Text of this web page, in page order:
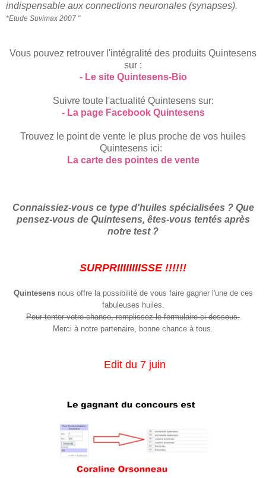
indispensable aux connections neuronales (synapses).
*Etude Suvimax 2007 "
Vous pouvez retrouver l'intégralité des produits Quintesens
sur :
- Le site Quintesens-Bio
Suivre toute l'actualité Quintesens sur:
- La page Facebook Quintesens
Trouvez le point de vente le plus proche de vos huiles
Quintesens ici:
La carte des pointes de vente
Connaissiez-vous ce type d'huiles spécialisées ? Que
pensez-vous de Quintesens, êtes-vous tentés après
notre test ?
SURPRIIIIIIIISSE !!!!!!
Quintesensnous offre la possibilité de vous faire gagner l'une de ces
fabuleuses huiles.
Pour tenter votre chance, remplissez le formulaire ci-dessous.
Merci à notre partenaire, bonne chance à tous.
Edit du 7 juin